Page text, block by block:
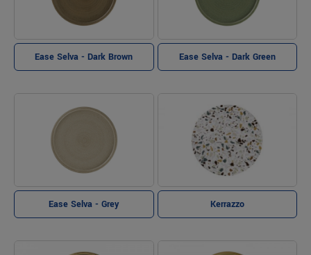
Ease Selva - Dark Brown Ease Selva - Dark Green
Ease Selva - Grey Kerrazzo